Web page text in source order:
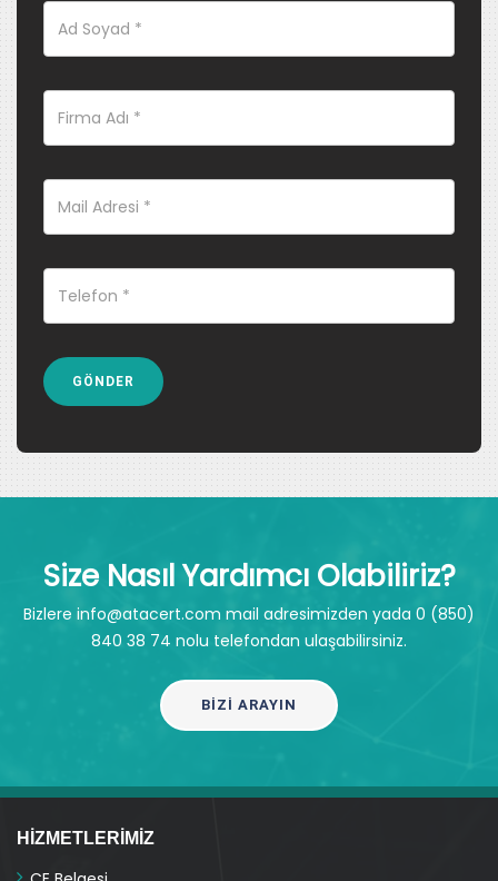
Size Nasıl Yardımcı Olabiliriz?
Bizlere info@atacert.com mail adresimizden yada 0 (850)
840 38 74 nolu telefondan ulaşabilirsiniz.
BIZI ARAYIN
HIZMETLERIMIZ